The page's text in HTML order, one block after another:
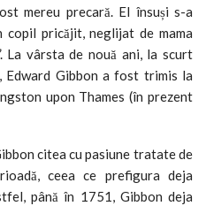
mereu precară. El însuși s-a
copil pricăjit, neglijat de mama
La vârsta de nouă ani, la scurt
Edward Gibbon a fost trimis la
upon Thames (în prezent
citea cu pasiune tratate de
ceea ce prefigura deja
până în 1751, Gibbon deja